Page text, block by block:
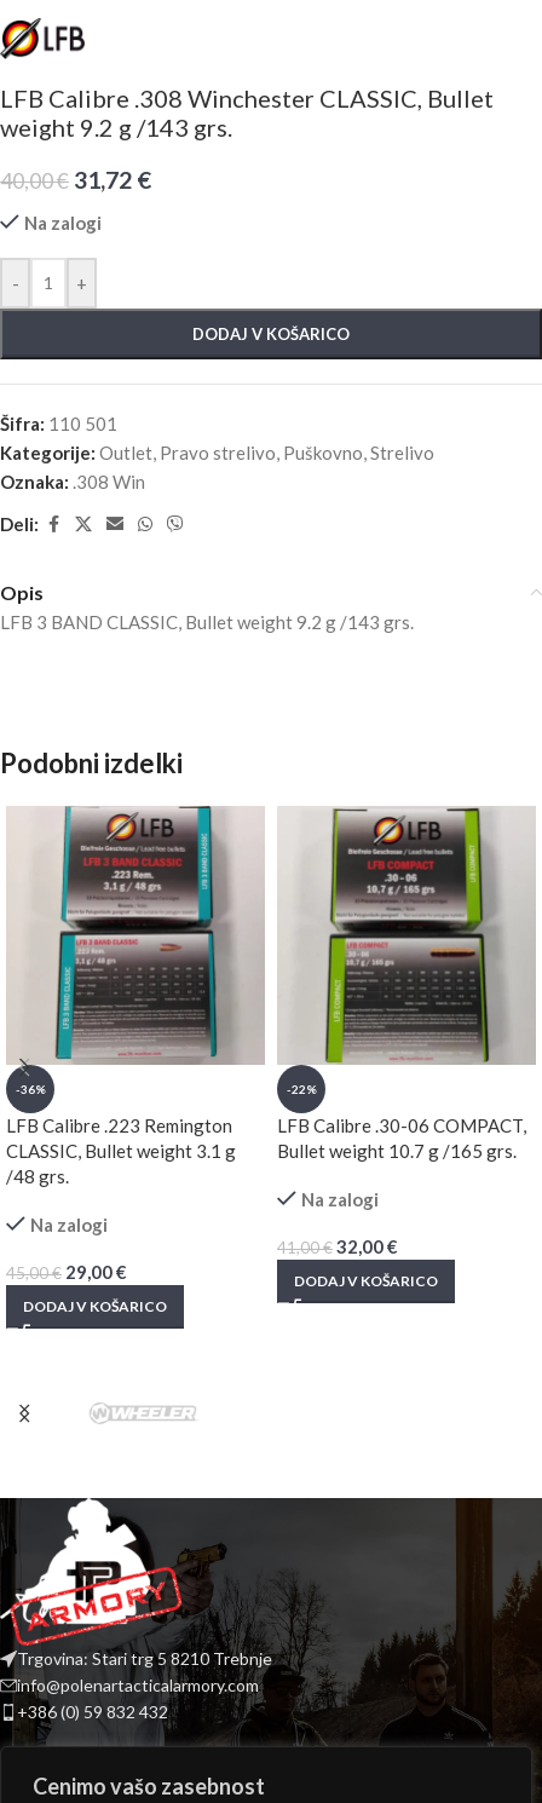
Cenimo vašo zasebnost
LFB Calibre .308 Winchester CLASSIC, Bullet
weight 9.2 g /143 grs.
40,00€ 31,72 €
Na zalogi
- +
DODAJ V KOŠARICO
Šifra: 110 501
Kategorije: Outlet Pravo strelivo Puškovno Strelivo
Oznaka: .308 Win
Deli:
Opis
LFB 3 BAND CLASSIC, Bullet weight 9.2 g /143 grs.
Podobni izdelki
-36%
LFB Calibre .223 Remington
CLASSIC, Bullet weight 3.1 g
/48 grs.
Na zalogi
45,00€ 29,00€
DODAJ V KOŠARICO
-22%
LFB Calibre .30-06 COMPACT,
Bullet weight 10.7 g /165 grs.
Na zalogi
41,00€32,00€
DODAJ V KOŠARICO
Trgovina: Stari trg 5 8210 Trebnje
info@polenartacticalarmory.com
+386 (0) 59 832 432